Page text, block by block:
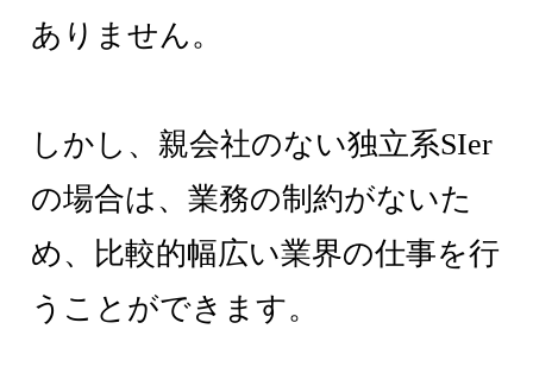
ありません。
しかし、親会社のない独立系SIer
の場合は、業務の制約がないた
め、比較的幅広い業界の仕事を行
うことができます。